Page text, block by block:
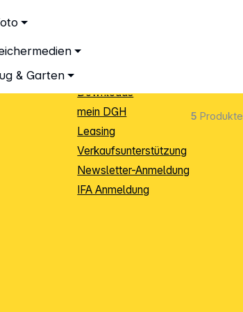
& Garten
5 Produkte
Sendungsverfolgung
Downloads
mein DGH
Leasing
Verkaufsunterstützung
Newsletter-Anmeldung
IFA Anmeldung